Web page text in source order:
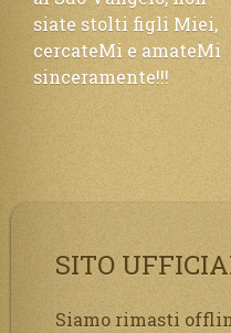
siate stolti figli Miei,
cercateMi e amateMi
sinceramente!!!
SITO
Siamo rimasti